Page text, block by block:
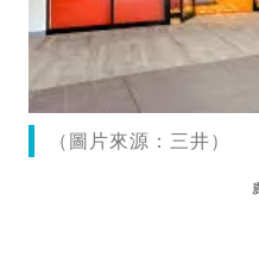
（圖片來源：三井）